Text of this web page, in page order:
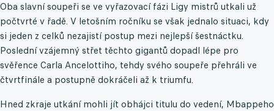
Oba slavní soupeři se ve vyřazovací fázi Ligy mistrů utkali už
počtvrté v řadě. V letošním ročníku se však jednalo situaci, kdy
si jeden z celků nezajistí postup mezi nejlepší šestnáctku.
Poslední vzájemný střet těchto gigantů dopadl lépe pro
svěřence Carla Ancelottiho, tehdy svého soupeře přehráli ve
čtvrtfinále a postupně dokráčeli až k triumfu.
Hned zkraje utkání mohli jít obhájci titulu do vedení, Mbappeho